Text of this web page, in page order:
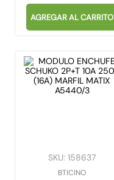
AGREGAR AL CARRITO
SKU: 158637
BTICINO